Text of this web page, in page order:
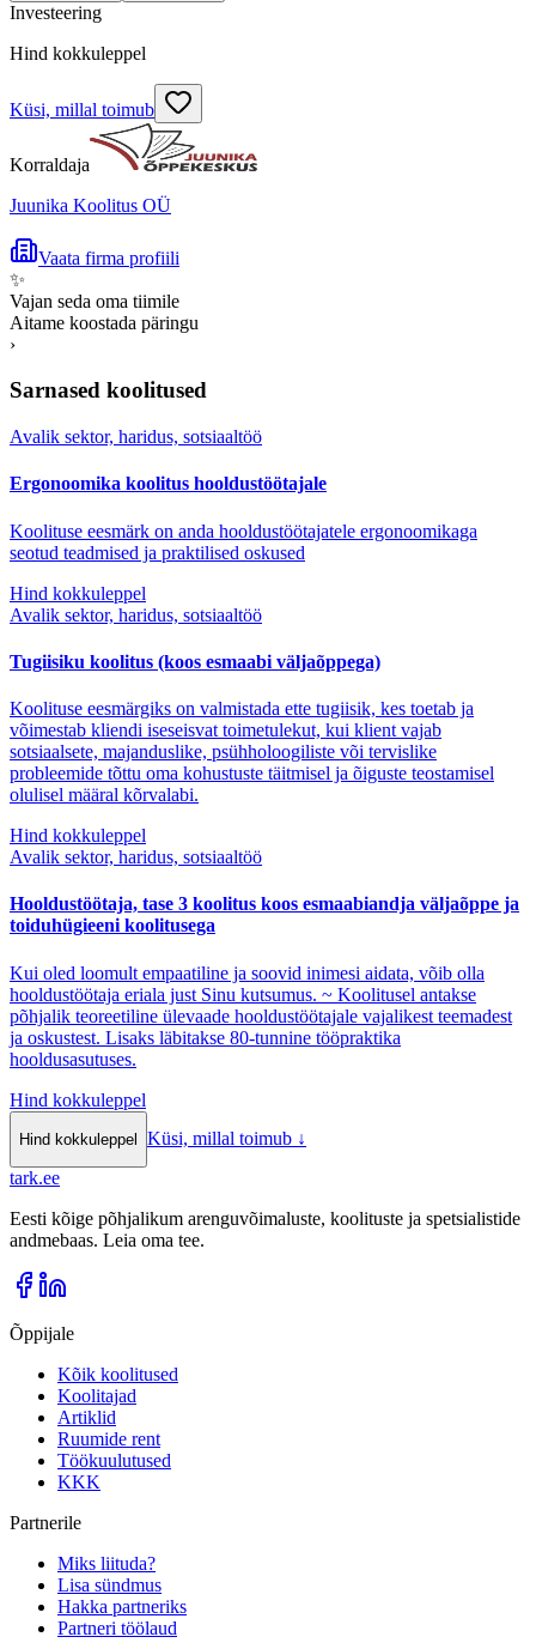
Investeering
Hind kokkuleppel
Küsi, millal toimub
Korraldaja
Juunika Koolitus OÜ
Vaata firma profiili
✨
Vajan seda oma tiimile
Aitame koostada päringu
›
Sarnased koolitused
Avalik sektor, haridus, sotsiaaltöö
Ergonoomika koolitus hooldustöötajale
Koolituse eesmärk on anda hooldustöötajatele ergonoomikaga
seotud teadmised ja praktilised oskused
Hind kokkuleppel
Avalik sektor, haridus, sotsiaaltöö
Tugiisiku koolitus (koos esmaabi väljaõppega)
Koolituse eesmärgiks on valmistada ette tugiisik, kes toetab ja
võimestab kliendi iseseisvat toimetulekut, kui klient vajab
sotsiaalsete, majanduslike, psühholoogiliste või tervislike
probleemide tõttu oma kohustuste täitmisel ja õiguste teostamisel
olulisel määral kõrvalabi.
Hind kokkuleppel
Avalik sektor, haridus, sotsiaaltöö
Hooldustöötaja, tase 3 koolitus koos esmaabiandja väljaõppe ja
toiduhügieeni koolitusega
Kui oled loomult empaatiline ja soovid inimesi aidata, võib olla
hooldustöötaja eriala just Sinu kutsumus. ~ Koolitusel antakse
põhjalik teoreetiline ülevaade hooldustöötajale vajalikest teemadest
ja oskustest. Lisaks läbitakse 80-tunnine tööpraktika
hooldusasutuses.
Hind kokkuleppel
Hind kokkuleppel Küsi, millal toimub ↓
tark.ee
Eesti kõige põhjalikum arenguvõimaluste, koolituste ja spetsialistide
andmebaas. Leia oma tee.
Õppijale
Kõik koolitused
Koolitajad
Artiklid
Ruumide rent
Töökuulutused
KKK
Partnerile
Miks liituda?
Lisa sündmus
Hakka partneriks
Partneri töölaud